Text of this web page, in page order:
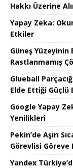
Hakkı Üzerine
Yapay Zeka:
Etkiler
Güneş Yüzeyinin
Rastlanmamış
Glueball
Elde Ettiği Güçlü
Google Yapay
Yenilikleri
Pekin’de Aşırı
Görevlisi Göreve
Yandex